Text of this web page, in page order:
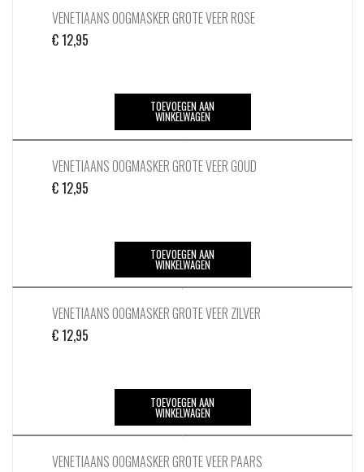
VENETIAANS OOGMASKER GROTE VEER ROSE
€12,95
TOEVOEGEN AAN
WINKELWAGEN
VENETIAANS OOGMASKER GROTE VEER GOUD
€12,95
TOEVOEGEN AAN
WINKELWAGEN
VENETIAANS OOGMASKER GROTE VEER ZILVER
€12,95
TOEVOEGEN AAN
WINKELWAGEN
VENETIAANS OOGMASKER GROTE VEER PAARS